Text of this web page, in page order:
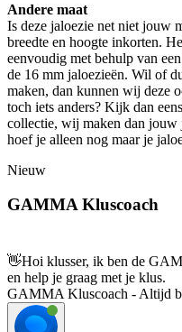
Andere maat
Is deze jaloezie net niet jouw
breedte en hoogte inkorten.
eenvoudig met behulp van
de 16 mm jaloezieën. Wil of
maken, dan kunnen wij deze
toch iets anders? Kijk dan
collectie, wij maken dan jouw
hoef je alleen nog maar je
Nieuw
GAMMA Kluscoach
👋Hoi klusser, ik ben de
en help je graag met je klus.
GAMMA Kluscoach - Altijd